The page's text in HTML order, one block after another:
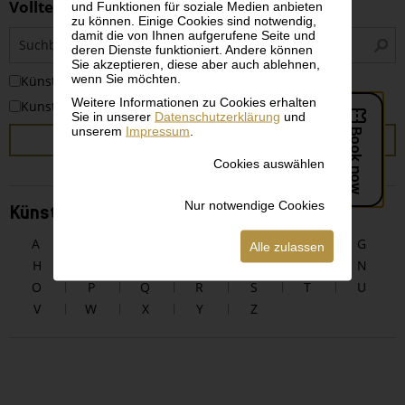
und Funktionen für soziale Medien anbieten
zu können. Einige Cookies sind notwendig,
damit die von Ihnen aufgerufene Seite und
deren Dienste funktioniert. Andere können
Sie akzeptieren, diese aber auch ablehnen,
wenn Sie möchten.
Weitere Informationen zu Cookies erhalten
Sie in unserer Datenschutzerklärung und
unserem Impressum
Cookies auswählen
Nur notwendige Cookies
Alle zulassen
Volltextsuche
KünstlerInnen
Kunstwerke
SUCHEN
KünstlerInnen alphabetisch
A E F
G
H
L M
N
O
P Q R S T
U
V
W X Y Z